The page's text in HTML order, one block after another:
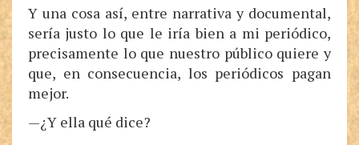
Y una cosa así, entre narrativa y documental,
sería justo lo que le iría bien a mi periódico,
precisamente lo que nuestro público quiere y
que, en consecuencia, los periódicos pagan
mejor.
—¿Y ella qué dice?